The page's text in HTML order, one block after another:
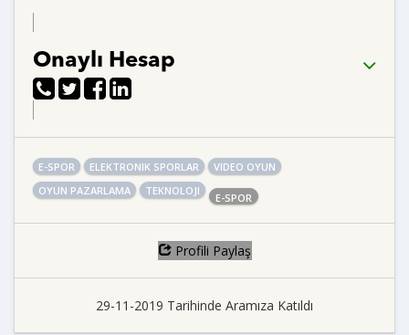
Onaylı Hesap
E-SPOR ELEKTRONIK SPORLAR
VIDEO OYUN
OYUN PAZARLAMA
TEKNOLOJI
E-SPOR
Profili Paylaş
29-11-2019 Tarihinde Aramıza Katıldı